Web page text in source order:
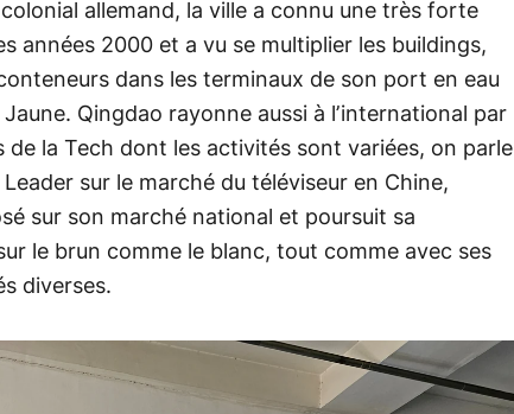
allemand, la ville a connu une très forte
années 2000 et a vu se multiplier les buildings,
dans les terminaux de son port en eau
Qingdao rayonne aussi à l’international par
de la Tech dont les activités sont variées, on parle
Leader sur le marché du téléviseur en Chine,
sur son marché national et poursuit sa
le brun comme le blanc, tout comme avec ses
diverses.